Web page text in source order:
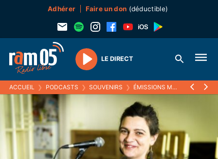
Adhérer Faire un don (déductible)
Play
LE DIRECT
ACCUEIL ❯ PODCASTS ❯ SOUVENIRS ❯ ÉMISSIONS MUSICALES (SOUVENIRS)